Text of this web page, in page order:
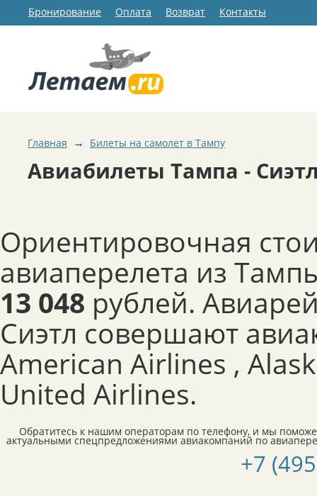
Бронирование Оплата Возврат Контакты
Главная → Билеты на самолет в Тампу
Авиабилеты Тампа -
Ориентировочная
авиаперелета из
13 048 рублей.
Сиэтл совершают
American Airlines ,
United Airlines.
Обратитесь к нашим операторам по телефону, и мы
актуальными спецпредложениями авиакомпаний по
+7